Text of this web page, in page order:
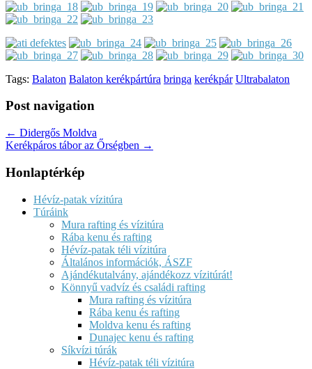
Tags: Balaton Balaton kerékpártúra bringa kerékpár Ultrabalaton
Post navigation
← Didergős Moldva
Kerékpáros tábor az Őrségben →
Honlaptérkép
Hévíz-patak vízitúra
Túráink
Mura rafting és vízitúra
Rába kenu és rafting
Hévíz-patak téli vízitúra
Általános információk, ÁSZF
Ajándékutalvány, ajándékozz vízitúrát!
Könnyű vadvíz és családi rafting
Mura rafting és vízitúra
Rába kenu és rafting
Moldva kenu és rafting
Dunajec kenu és rafting
Síkvízi túrák
Hévíz-patak téli vízitúra